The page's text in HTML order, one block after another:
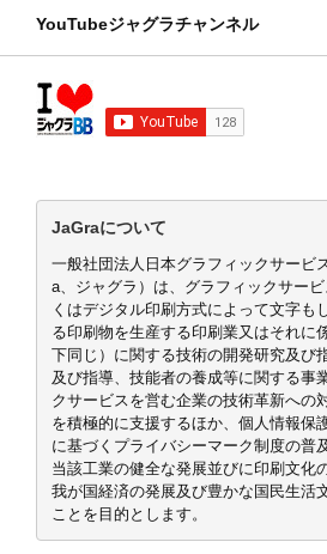
YouTubeジャグラチャンネル
JaGraについて
一般社団法人日本グラフィックサービ
a、ジャグラ）は、グラフィックサー
くはデジタル印刷方式によって文字も
る印刷物を生産する印刷業又はそれに
下同じ）に関する技術の開発研究及び
及び指導、技能者の養成等に関する事
クサービスを営む企業の技術革新への
を積極的に支援するほか、個人情報保
に基づくプライバシーマーク制度の普
当該工業の健全な発展並びに印刷文化
我が国経済の発展及び豊かな国民生活
ことを目的とします。